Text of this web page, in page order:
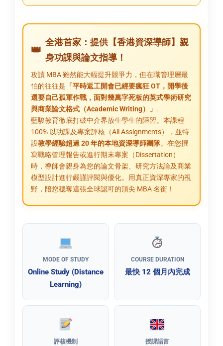
全港首家：提供【香港資深導師】親
身功課與論文指導！
攻讀 MBA 雖然能大幅提升競爭力，但在職管理層最
怕的往往是 「平時返工開會已經要瘋狂 OT，開學後
還要自己孤軍作戰，面對幾萬字死板的英式學術研究
與商業論文格式（Academic Writing）」 .
藍駿教育徹底打破中介界放生學生的陋習。本課程
100% 以功課及專案評核（All Assignments），並特
設教學經驗超過 20 年的本地資深導師團隊。在您撰
寫戰略管理報告或進行期末專案（Dissertation）
時，導師會親身為您的論文骨架、研究方法論及商業
模型設計進行嚴謹評閱與優化。用真正資深專家的視
野，陪您穩奪這張全球認可的頂尖 MBA 名銜！
MODE OF STUDY
Online Study (Distance
Learning)
COURSE DURATION
最快 12 個月內完成
評核機制 授課語言